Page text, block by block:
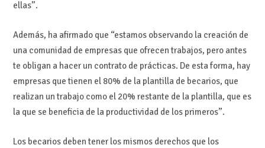
ellas”.
Además, ha afirmado que “estamos observando la creación de
una comunidad de empresas que ofrecen trabajos, pero antes
te obligan a hacer un contrato de prácticas. De esta forma, hay
empresas que tienen el 80% de la plantilla de becarios, que
realizan un trabajo como el 20% restante de la plantilla, que es
la que se beneficia de la productividad de los primeros”.
Los becarios deben tener los mismos derechos que los